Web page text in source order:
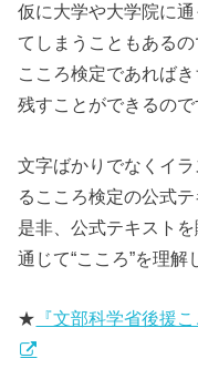
仮に大学や大学院に
てしまうこともあるの
こころ検定であれば
残すことができるので
文字ばかりでなくイ
るこころ検定の公式テ
是非、公式テキスト
通じて“こころ”を理解
★ 『文部科学省後援